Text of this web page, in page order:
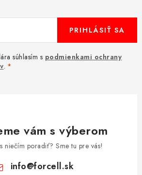
súhlasím s podmienkami ochrany
.
PRIHLÁSIŤ SA
vám s výberom
niečím poradiť? Sme tu pre vás!
info@forcell.sk